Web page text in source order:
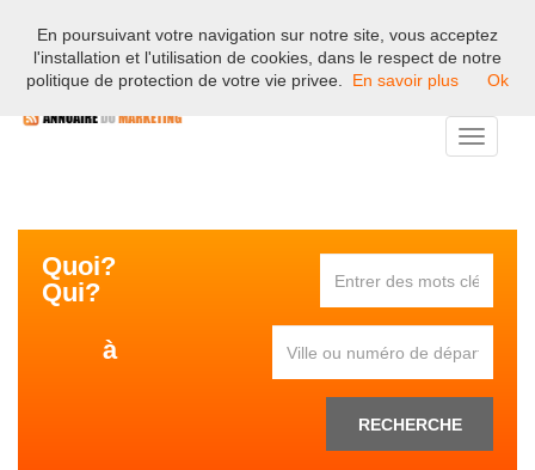
Bienvenue sur l'annuaire professionnel du marketing et de la
communication en France.
Toggle
Quoi?
Qui?
à
RECHERCHE
En poursuivant votre navigation sur notre site, vous acceptez
l'installation et l'utilisation de cookies, dans le respect de notre
politique de protection de votre vie privee.
En savoir plus Ok